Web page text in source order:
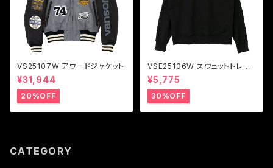
VS25107W アワードジャケット
¥31,944
20%OFF
VSE25106W スウェットトレー
ナー
¥5,775
30%OFF
CATEGORY